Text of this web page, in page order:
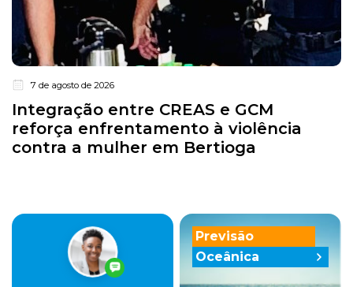
7 de agosto de 2026
Integração entre CREAS e GCM
reforça enfrentamento à violência
contra a mulher em Bertioga
Previsão
Oceânica